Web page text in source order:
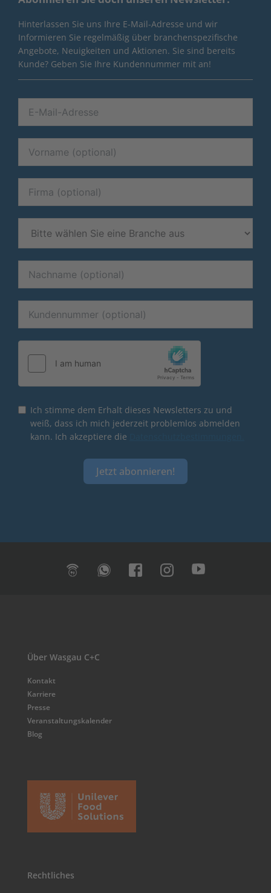
Hinterlassen Sie uns Ihre E-Mail-Adresse und wir
Informieren Sie regelmäßig über branchenspezifische
Angebote, Neuigkeiten und Aktionen. Sie sind bereits
Kunde? Geben Sie Ihre Kundennummer mit an!
Ich stimme dem Erhalt dieses Newsletters zu und
weiß, dass ich mich jederzeit problemlos abmelden
kann. Ich akzeptiere die
Jetzt abonnieren!
Über Wasgau C+C
Kontakt
Karriere
Presse
Veranstaltungskalender
Blog
Rechtliches